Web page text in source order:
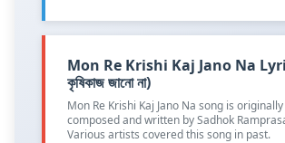
Mon Re Krishi Kaj Jano Na
কৃষিকাজ জানো না)
Mon Re Krishi Kaj Jano Na song is
composed and written by Sadhok
Various artists covered this song in past.